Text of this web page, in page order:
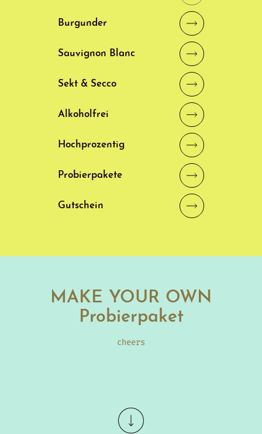
Burgunder
Sauvignon Blanc
Sekt & Secco
Alkoholfrei
Hochprozentig
Probierpakete
Gutschein
MAKE YOUR OWN
Probierpaket
cheers